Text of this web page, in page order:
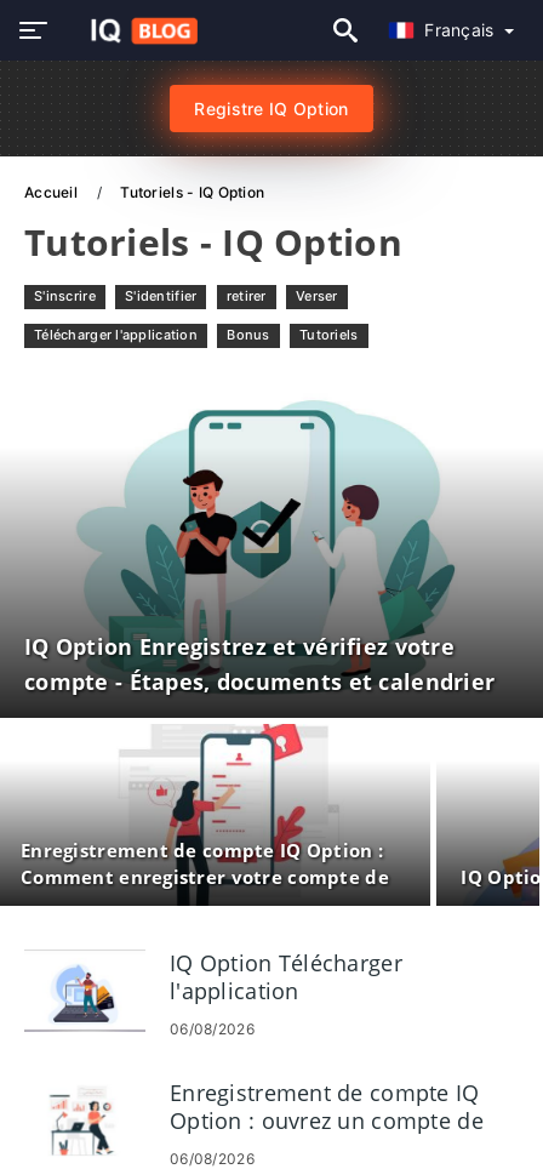
Français
Registre IQ Option
Accueil Tutoriels - IQ Option
Tutoriels - IQ Option
S'inscrire S'identifier retirer Verser
Télécharger l'application Bonus Tutoriels
IQ Option Enregistrez et vérifiez votre
compte - Étapes, documents et calendrier
Enregistrement de compte IQ Option :
Comment enregistrer votre compte de
trading
IQ
IQ Option Télécharger
l'application
06/08/2026
Enregistrement de compte IQ
Option : ouvrez un compte de
trading et inscrivez-vous
06/08/2026